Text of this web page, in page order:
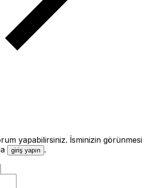
yapabilirsiniz. İsminizin görünmesi
giriş yapın .